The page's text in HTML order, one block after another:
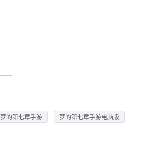
梦的第七章手游 梦的第七章手游电脑版